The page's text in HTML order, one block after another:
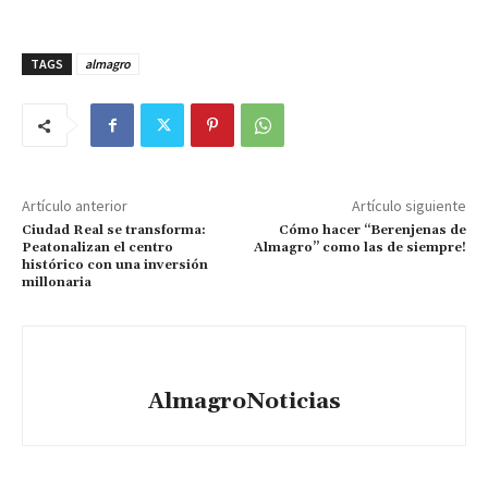
TAGS almagro
Artículo anterior
Ciudad Real se transforma:
Peatonalizan el centro
histórico con una inversión
millonaria
Artículo siguiente
Cómo hacer “Berenjenas de
Almagro” como las de siempre!
AlmagroNoticias